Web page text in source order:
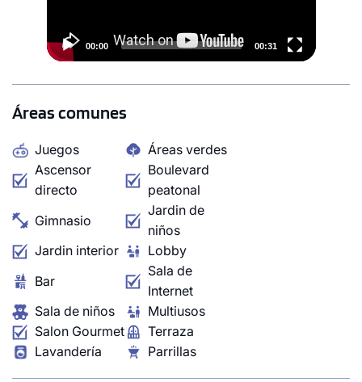
00:00 00:31
Áreas comunes
Juegos
Áreas verdes
Ascensor
directo
Boulevard
peatonal
Gimnasio
Jardin de
niños
Jardin interior
Lobby
Bar
Sala de
Internet
Sala de niños
Multiusos
Salon Gourmet
Terraza
Lavandería
Parrillas